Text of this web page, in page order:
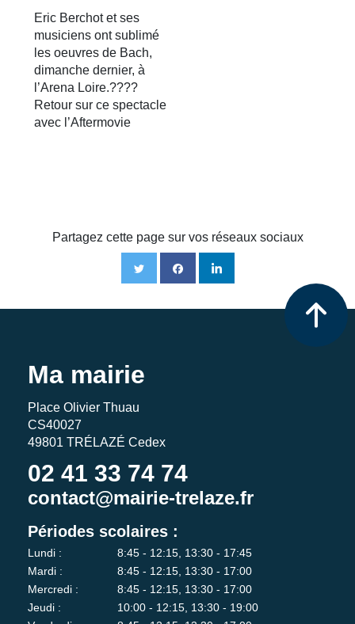
Eric Berchot et ses
musiciens ont sublimé
les oeuvres de Bach,
dimanche dernier, à
l’Arena Loire.????
Retour sur ce spectacle
avec l’Aftermovie
Partagez cette page sur vos réseaux sociaux
Ma mairie
Place Olivier Thuau
CS40027
49801 TRÉLAZÉ Cedex
02 41 33 74 74
contact@mairie-trelaze.fr
Périodes scolaires :
Lundi :
8:45 - 12:15, 13:30 - 17:45
Mardi :
8:45 - 12:15, 13:30 - 17:00
Mercredi :
8:45 - 12:15, 13:30 - 17:00
Jeudi :
10:00 - 12:15, 13:30 - 19:00